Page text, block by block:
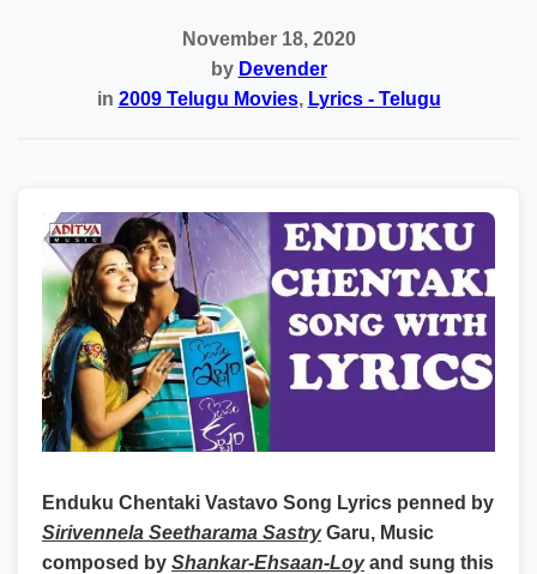
November 18, 2020
by Devender
in 2009 Telugu Movies, Lyrics - Telugu
Enduku Chentaki Vastavo Song Lyrics penned by
Sirivennela Seetharama SastryGaru, Music
composed by Shankar-Ehsaan-Loyand sung this